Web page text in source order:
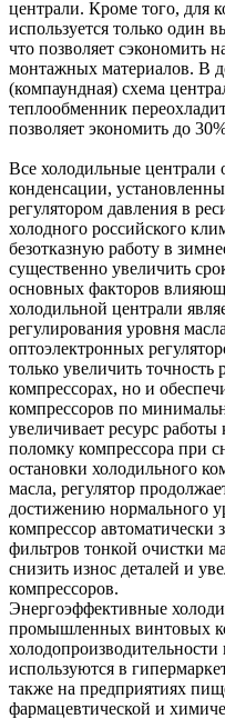
централи. Кроме того, для
используется только один
что позволяет сэкономить
монтажных материалов. В
(компаундная) схема
теплообменник
позволяет экономить до
Все холодильные централи
конденсации,
регулятором давления в
холодного российского
безотказную работу в
существенно увеличить
основных факторов
холодильной централи
регулирования уровня
оптоэлектронных
только увеличить точность
компрессорах, но и
компрессоров по
увеличивает ресурс
поломку компрессора при
остановки холодильного
масла, регулятор
достижению нормального
компрессор автоматически
фильтров тонкой очистки
снизить износ деталей и
компрессоров.
Энергоэффективные
промышленных винтовых
используются в
также на предприятиях
фармацевтической и